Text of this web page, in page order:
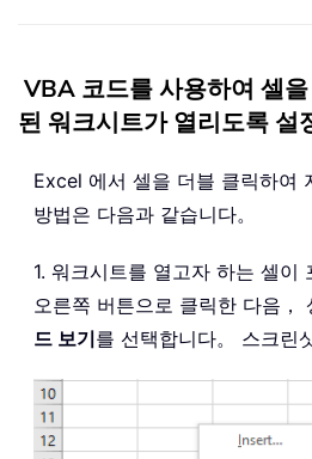
VBA 코드를 사용하여 셀
된 워크시트가 열리도록 설
Excel 에서 셀을 더블 클릭하여
방법은 다음과 같습니다。
1. 워크시트를 열고자 하는 셀이
오른쪽 버튼으로 클릭한 다음，
드 보기를 선택합니다。 스크린